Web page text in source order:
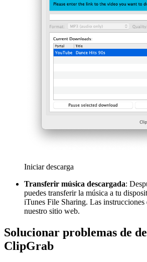
Iniciar descarga
Transferir música descargada:
puedes transferir la música a tu
iTunes File Sharing. Las instrucciones
nuestro sitio web.
Solucionar problemas de
ClipGrab